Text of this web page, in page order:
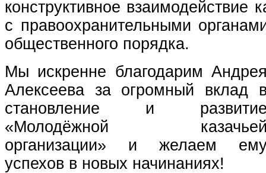
конструктивное взаимодействие
с правоохранительными
общественного порядка.
Мы искренне благодарим
Алексеева за огромный вклад
становление и
«Молодёжной
организации» и желаем
успехов в новых начинаниях!